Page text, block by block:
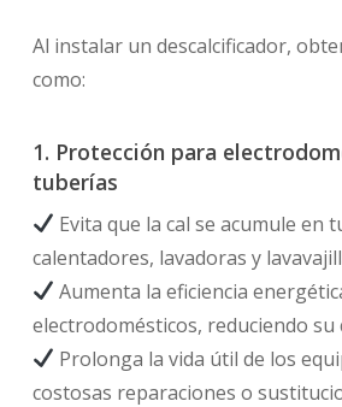
Al instalar un descalcificador,
como:
1. Protección para
tuberías
Evita que la cal se acumule en
calentadores, lavadoras y
Aumenta la eficiencia
electrodomésticos, reduciendo su
Prolonga la vida útil de los
costosas reparaciones o